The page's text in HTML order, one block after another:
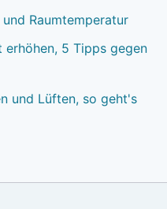
Raumtemperatur
erhöhen, 5 Tipps gegen
und Lüften, so geht's